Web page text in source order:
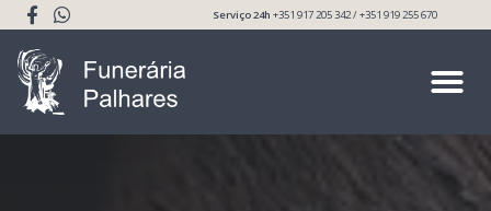
Serviço 24h+351 917 205 342 / +351 919 255 670